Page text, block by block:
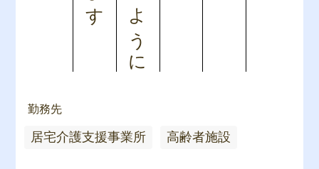
勤務先
居宅介護支援事業所 高齢者施設